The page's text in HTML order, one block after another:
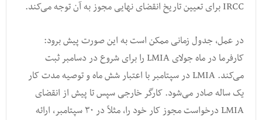
IRCC برای تعیین تاریخ انقضای نهایی مجوز به آن توجه می‌کند.
در عمل، جدول زمانی ممکن است به این صورت پیش برود:
کارفرما در ماه جولای LMIA را برای شروع در دسامبر ثبت
می‌کند. LMIA در سپتامبر با اعتبار شش ماه و توصیه مدت کار
یک ساله صادر می‌شود. کارگر خارجی سپس تا پیش از انقضای
LMIA درخواست مجوز کار خود را، مثلاً در ۳۰ سپتامبر، ارائه